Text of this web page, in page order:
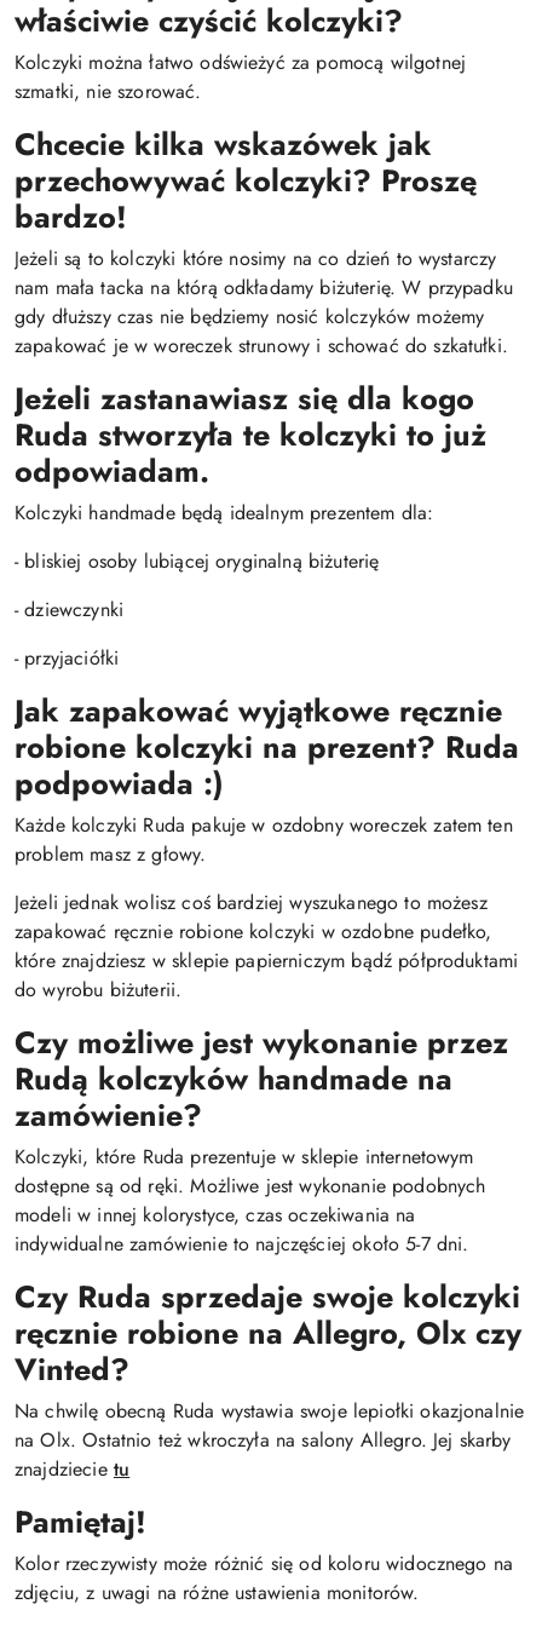
właściwie czyścić kolczyki?
Kolczyki można łatwo odświeżyć za pomocą wilgotnej
szmatki, nie szorować.
Chcecie kilka wskazówek jak
przechowywać kolczyki? Proszę
bardzo!
Jeżeli są to kolczyki które nosimy na co dzień to wystarczy
nam mała tacka na którą odkładamy biżuterię. W przypadku
gdy dłuższy czas nie będziemy nosić kolczyków możemy
zapakować je w woreczek strunowy i schować do szkatułki.
Jeżeli zastanawiasz się dla kogo
Ruda stworzyła te kolczyki to już
odpowiadam.
Kolczyki handmade będą idealnym prezentem dla:
- bliskiej osoby lubiącej oryginalną biżuterię
- dziewczynki
- przyjaciółki
Jak zapakować wyjątkowe ręcznie
robione kolczyki na prezent? Ruda
podpowiada :)
Każde kolczyki Ruda pakuje w ozdobny woreczek zatem ten
problem masz z głowy.
Jeżeli jednak wolisz coś bardziej wyszukanego to możesz
zapakować ręcznie robione kolczyki w ozdobne pudełko,
które znajdziesz w sklepie papierniczym bądź półproduktami
do wyrobu biżuterii.
Czy możliwe jest wykonanie przez
Rudą kolczyków handmade na
zamówienie?
Kolczyki, które Ruda prezentuje w sklepie internetowym
dostępne są od ręki. Możliwe jest wykonanie podobnych
modeli w innej kolorystyce, czas oczekiwania na
indywidualne zamówienie to najczęściej około 5-7 dni.
Czy Ruda sprzedaje swoje kolczyki
ręcznie robione na Allegro, Olx czy
Vinted?
Na chwilę obecną Ruda wystawia swoje lepiołki okazjonalnie
na Olx. Ostatnio też wkroczyła na salony Allegro. Jej skarby
znajdziecie tu
Pamiętaj!
Kolor rzeczywisty może różnić się od koloru widocznego na
zdjęciu, z uwagi na różne ustawienia monitorów.